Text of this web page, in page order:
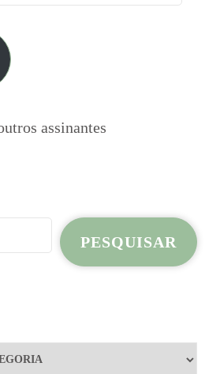
assinantes
PESQUISAR